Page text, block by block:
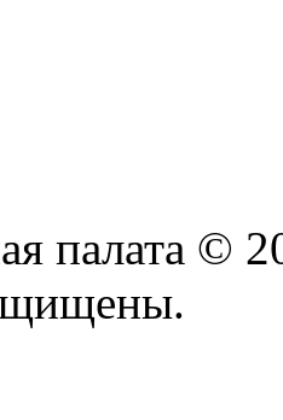
палата ©